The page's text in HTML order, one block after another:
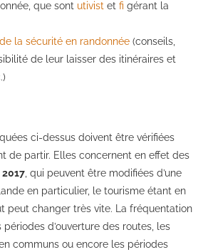
que sont utivist et fi gérant la
la sécurité en randonnée (conseils,
de leur laisser des itinéraires et
ci-dessus doivent être vérifiées
de partir. Elles concernent en effet des
2017, qui peuvent être modifiées d’une
en particulier, le tourisme étant en
peut changer très vite. La fréquentation
d’ouverture des routes, les
communs ou encore les périodes